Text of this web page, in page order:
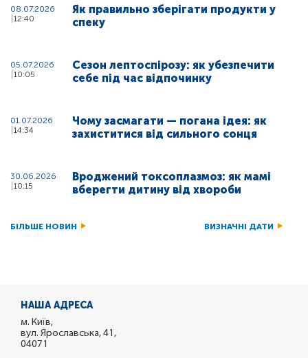
08.07.2026
12:40
Як правильно зберігати продукти у
спеку
05.07.2026
10:05
Сезон лептоспірозу: як убезпечити
себе під час відпочинку
01.07.2026
14:34
Чому засмагати — погана ідея: як
захиститися від сильного сонця
30.06.2026
10:15
Вроджений токсоплазмоз: як мамі
вберегти дитину від хвороби
БІЛЬШЕ НОВИН ВИЗНАЧНІ ДАТИ
НАША АДРЕСА
м. Київ,
вул. Ярославська, 41,
04071